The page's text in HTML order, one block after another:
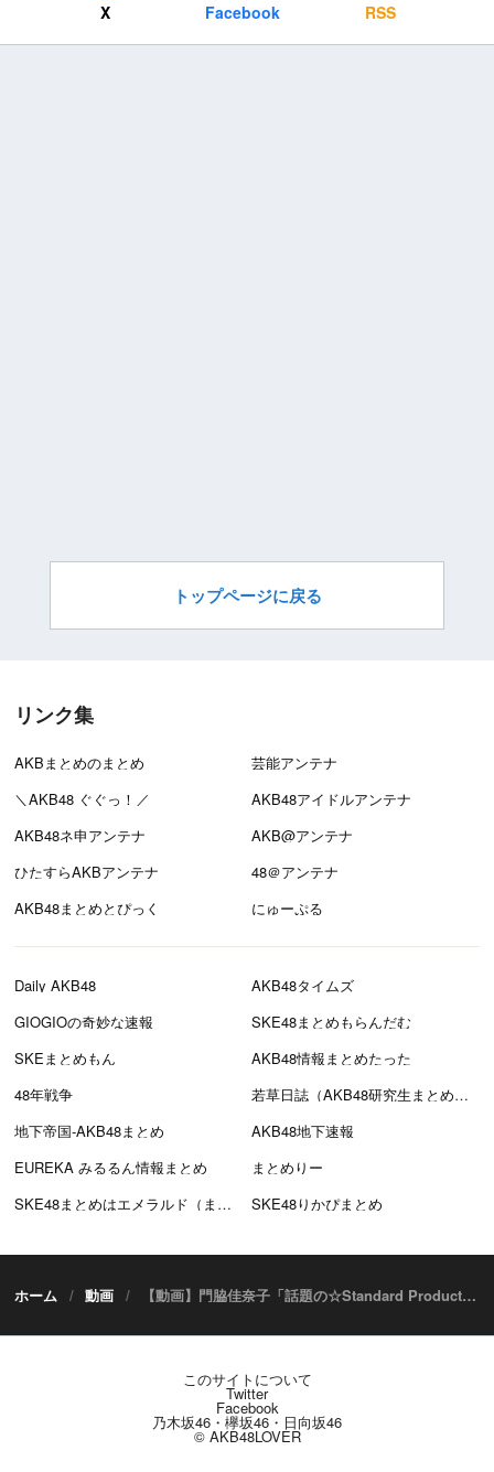
X Facebook RSS
トップページに戻る
リンク集
AKBまとめのまとめ
芸能アンテナ
＼AKB48 ぐぐっ！／
AKB48アイドルアンテナ
AKB48ネ申アンテナ
AKB@アンテナ
ひたすらAKBアンテナ
48＠アンテナ
AKB48まとめとぴっく
にゅーぷる
Daily AKB48
AKB48タイムズ
GIOGIOの奇妙な速報
SKE48まとめもらんだむ
SKEまとめもん
AKB48情報まとめたった
48年戦争
若草日誌（AKB48研究生まとめブログ）
地下帝国-AKB48まとめ
AKB48地下速報
EUREKA みるるん情報まとめ
まとめりー
SKE48まとめはエメラルド（まとえめ）
SKE48りかぴまとめ
ホーム 動画 【動画】門脇佳奈子「話題の☆Standard Products by DAISO購入品紹介 ルンルンで始めたのに軽く事故ったんだがw」
このサイトについて
Twitter
Facebook
乃木坂46・欅坂46・日向坂46
© AKB48LOVER